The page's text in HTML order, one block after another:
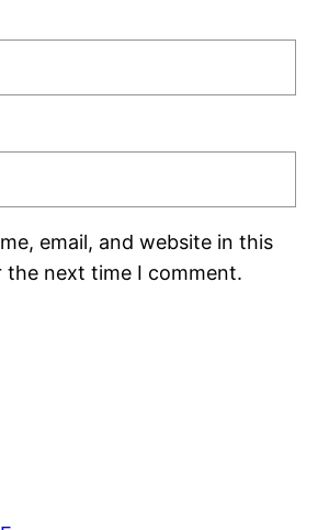
email, and website in this
the next time I comment.